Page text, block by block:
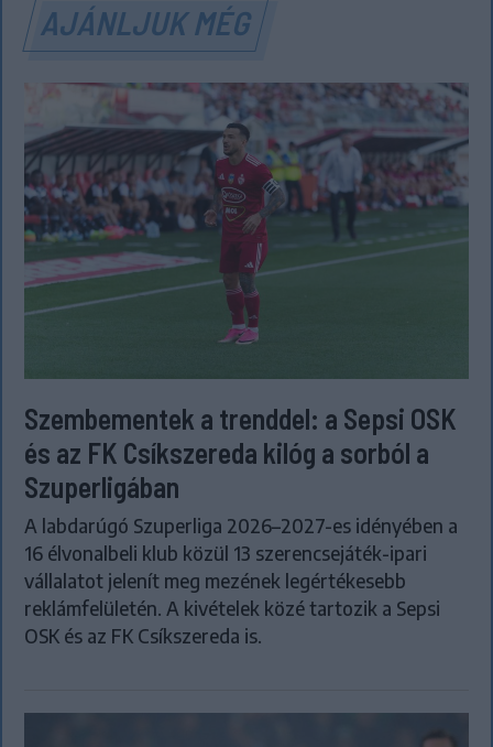
AJÁNLJUK MÉG
Szembementek a trenddel: a Sepsi OSK
és az FK Csíkszereda kilóg a sorból a
Szuperligában
A labdarúgó Szuperliga 2026–2027-es idényében a
16 élvonalbeli klub közül 13 szerencsejáték-ipari
vállalatot jelenít meg mezének legértékesebb
reklámfelületén. A kivételek közé tartozik a Sepsi
OSK és az FK Csíkszereda is.